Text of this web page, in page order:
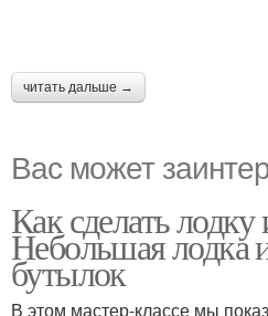
читать дальше →
Вас может
Как сделать
Небольшая лодка
бутылок
В этом мастер-классе мы